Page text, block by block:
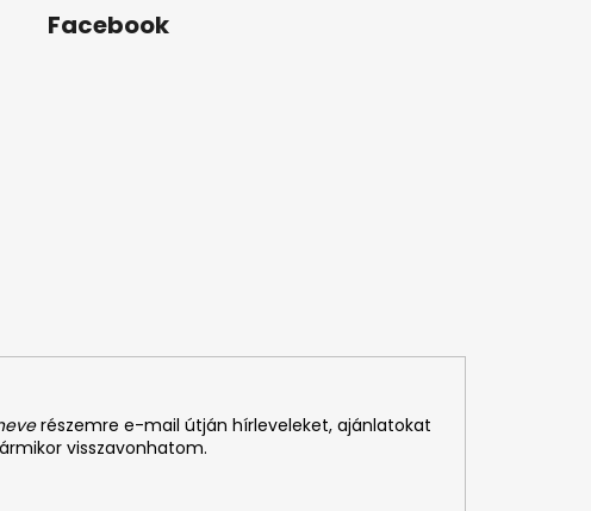
részemre e-mail útján hírleveleket, ajánlatokat
visszavonhatom.
Facebook